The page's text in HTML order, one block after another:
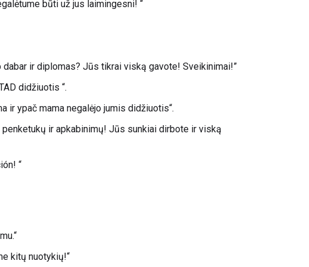
būti už jus laimingesni! “
dabar ir diplomas? Jūs tikrai viską gavote! Sveikinimai!”
didžiuotis “.
ir ypač mama negalėjo jumis didžiuotis“.
ir apkabinimų! Jūs sunkiai dirbote ir viską
“
kitų nuotykių!“